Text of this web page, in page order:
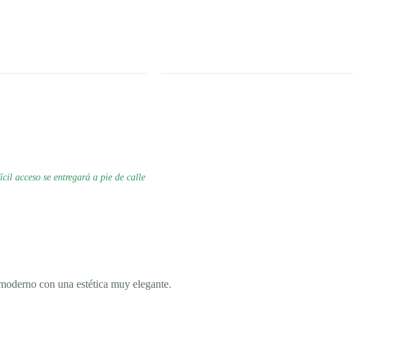
acceso se entregará a pie de calle
con una estética muy elegante.